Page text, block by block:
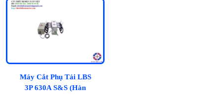
Máy Cắt Phụ Tải LBS
3P 630A S&S (Hàn